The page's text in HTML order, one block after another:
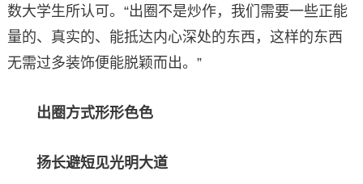
数大学生所认可。“出圈不是炒作，我们需要一些正能
量的、真实的、能抵达内心深处的东西，这样的东西
无需过多装饰便能脱颖而出。”
出圈方式形形色色
扬长避短见光明大道